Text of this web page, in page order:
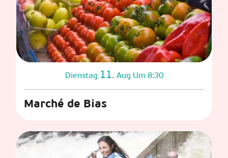
Dienstag 11. Aug Um 8:30
Marché de Bias